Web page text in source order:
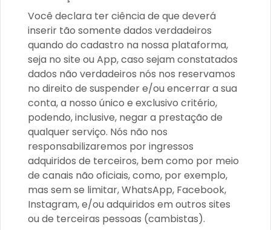
Você declara ter ciência de que deverá
inserir tão somente dados verdadeiros
quando do cadastro na nossa plataforma,
seja no site ou App, caso sejam constatados
dados não verdadeiros nós nos reservamos
no direito de suspender e/ou encerrar a sua
conta, a nosso único e exclusivo critério,
podendo, inclusive, negar a prestação de
qualquer serviço. Nós não nos
responsabilizaremos por ingressos
adquiridos de terceiros, bem como por meio
de canais não oficiais, como, por exemplo,
mas sem se limitar, WhatsApp, Facebook,
Instagram, e/ou adquiridos em outros sites
ou de terceiras pessoas (cambistas).